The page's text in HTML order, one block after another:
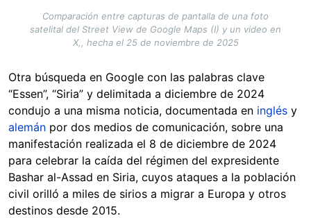
Comparación entre capturas de pantalla de una foto
satelital del Street View de Google Maps (I) y un video en
X,, hecha el 25 de noviembre de 2025
Otra búsqueda en Google con las palabras clave
“Essen”, “Siria” y delimitada a diciembre de 2024
condujo a una misma noticia, documentada en inglés y
alemán por dos medios de comunicación, sobre una
manifestación realizada el 8 de diciembre de 2024
para celebrar la caída del régimen del expresidente
Bashar al-Assad en Siria, cuyos ataques a la población
civil orilló a miles de sirios a migrar a Europa y otros
destinos desde 2015.